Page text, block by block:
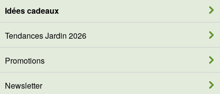
Idées cadeaux
Tendances Jardin 2026
Promotions
Newsletter